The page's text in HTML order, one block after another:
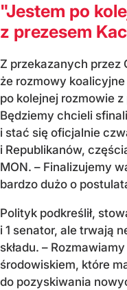
"Jestem po
z prezesem
Z przekazanych przez
że rozmowy
po kolejnej rozmowie
Będziemy chcieli
i stać się oficjalnie
i Republikanów,
MON. – Finalizujemy
bardzo dużo o
Polityk podkreślił,
i 1 senator, ale trwają
składu. –
środowiskiem, które
do pozyskiwania